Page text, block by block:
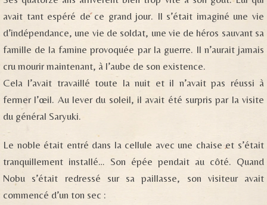
avait tant espéré de ce grand jour. Il s’était imaginé une vie
d’indépendance, une vie de soldat, une vie de héros sauvant sa
famille de la famine provoquée par la guerre. Il n’aurait jamais
cru mourir maintenant, à l’aube de son existence.
Cela l’avait travaillé toute la nuit et il n’avait pas réussi à
fermer l’œil. Au lever du soleil, il avait été surpris par la visite
du général Saryuki.
Le noble était entré dans la cellule avec une chaise et s’était
tranquillement installé… Son épée pendait au côté. Quand
Nobu s’était redressé sur sa paillasse, son visiteur avait
commencé d’un ton sec :